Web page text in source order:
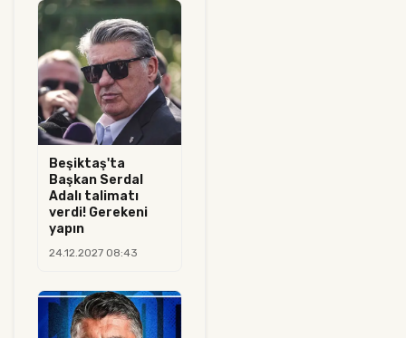
Beşiktaş'ta
Başkan Serdal
Adalı talimatı
verdi! Gerekeni
yapın
24.12.2027 08:43